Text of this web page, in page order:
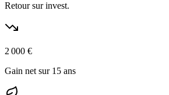
Retour sur invest.
2 000 €
Gain net sur 15 ans